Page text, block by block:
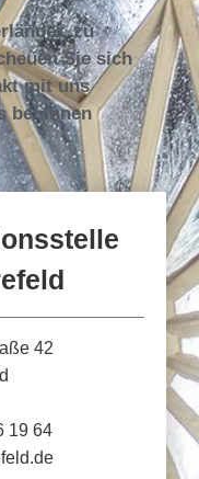
zu
Sie sich
mit uns
bei Ihnen
42
19 64